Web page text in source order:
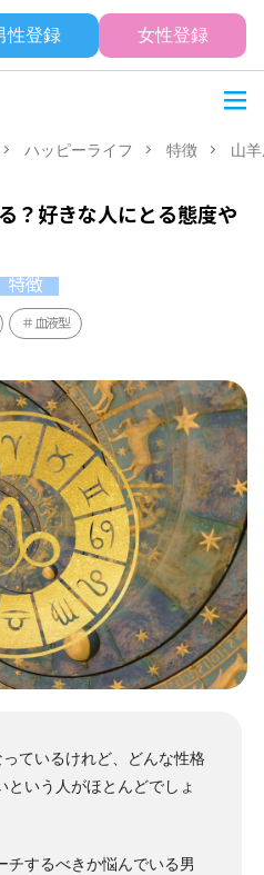
性登録 女性登録
ハッピーライフ 特徴 山
？好きな人にとる態度や
特徴
血液型
ているけれど、どんな性格
という人がほとんどでしょ
チするべきか悩んでいる男